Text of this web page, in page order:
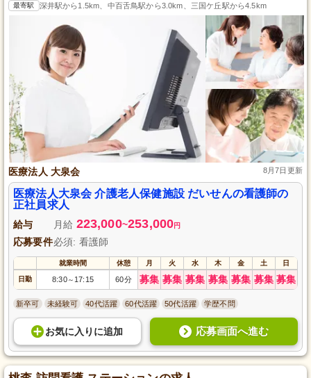
最寄駅 深井駅から1.5km、中百舌鳥駅から3.0km、三国ケ丘駅から4.5km
医療法人 大泉会 8月7日更新
医療法人大泉会 介護老人保健施設 だいせんの看護師の
正社員求人
給与 月給 223,000~253,000円
応募要件必須: 看護師
就業時間 休憩 月 火 水 木 金 土 日
日勤 8:30～ 17:15 60分 募集 募集 募集 募集 募集 募集 募集
新卒可 未経験可 40代活躍 60代活躍 50代活躍 学歴不問
お気に入り に追加 応募画面へ進む